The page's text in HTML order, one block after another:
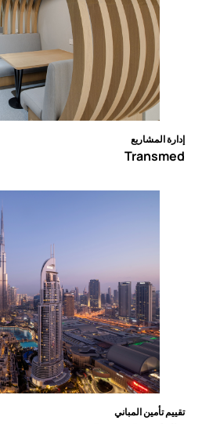
إدارة المشاريع
Transmed
تقييم تأمين المباني